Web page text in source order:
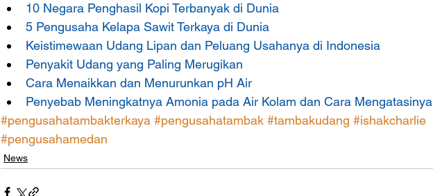
10 Negara Penghasil Kopi Terbanyak di Dunia
5 Pengusaha Kelapa Sawit Terkaya di Dunia
Keistimewaan Udang Lipan dan Peluang Usahanya di Indonesia
Penyakit Udang yang Paling Merugikan
Cara Menaikkan dan Menurunkan pH Air
Penyebab Meningkatnya Amonia pada Air Kolam dan Cara Mengatasinya
#pengusahatambakterkaya #pengusahatambak #tambakudang #ishakcharlie
#pengusahamedan
News